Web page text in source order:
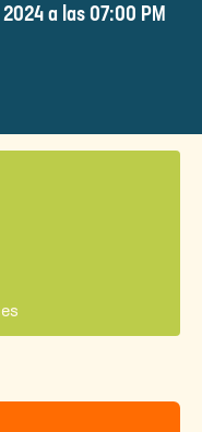
a las 07:00 PM